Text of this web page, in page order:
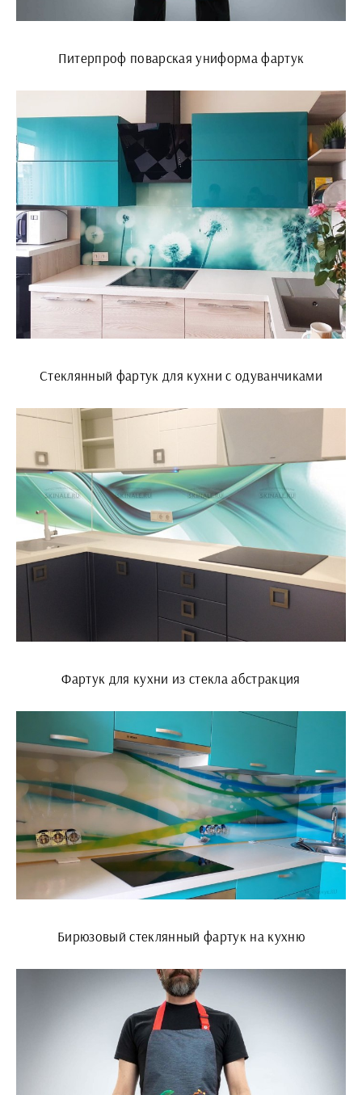
Питерпроф поварская униформа фартук
Стеклянный фартук для кухни с одуванчиками
Фартук для кухни из стекла абстракция
Бирюзовый стеклянный фартук на кухню